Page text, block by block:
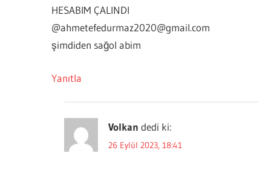
HESABIM ÇALINDI
@ahmetefedurmaz2020@gmail.com
şimdiden sağol abim
Yanıtla
Volkan dedi ki:
26 Eylül 2023, 18:41